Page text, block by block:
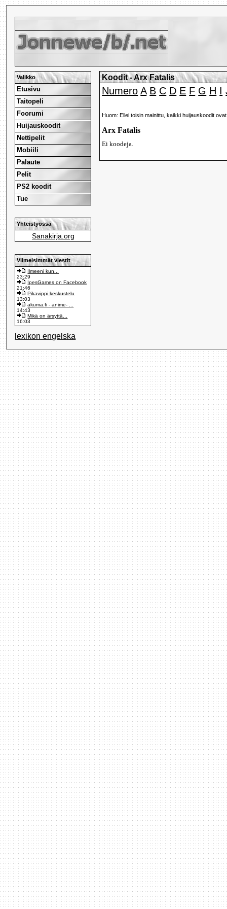
Valikko
Etusivu
Taitopeli
Foorumi
Huijauskoodit
Nettipelit
Mobiili
Palaute
Pelit
PS2 koodit
Tue
Yhteistyössä
Sanakirja.org
Viimeisimmät viestit
Ilmeeni kun...
23:29
IpesGames on Facebook
21:46
Pikavippi keskustelu
13:03
akuma.fi - anime- ...
14:43
Mikä on ärsyttä...
16:03
Koodit - Arx Fatalis
Numero A B C D E F G H I
Huom: Ellei toisin mainittu, kaikki huijauskoodit
Arx Fatalis
Ei koodeja.
lexikon engelska